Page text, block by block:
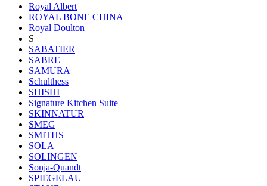
Royal Albert
ROYAL BONE CHINA
Royal Doulton
S
SABATIER
SABRE
SAMURA
Schulthess
SHISHI
Signature Kitchen Suite
SKINNATUR
SMEG
SMITHS
SOLA
SOLINGEN
Sonja-Quandt
SPIEGELAU